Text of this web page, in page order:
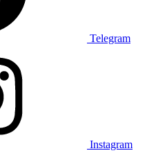
Telegram
Instagram